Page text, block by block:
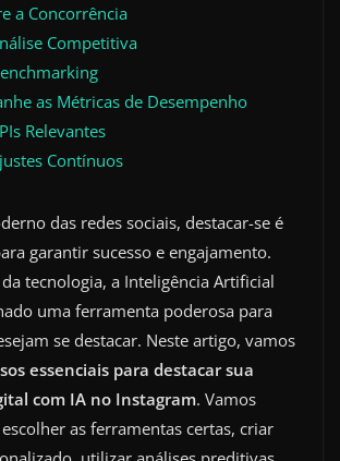
a Concorrência
Competitiva
as Métricas de Desempenho
Relevantes
Contínuos
das redes sociais, destacar-se é
garantir sucesso e engajamento.
tecnologia, a Inteligência Artificial
uma ferramenta poderosa para
se destacar. Neste artigo, vamos
essenciais para destacar sua
com IA no Instagram. Vamos
as ferramentas certas, criar